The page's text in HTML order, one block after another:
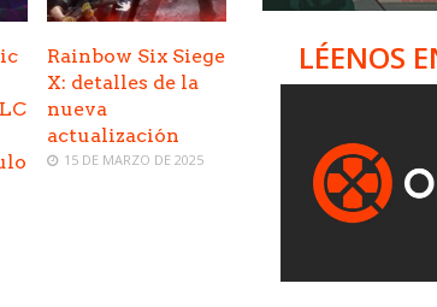
Rainbow Six Siege
X: detalles de la
nueva
actualización
15 DE MARZO DE 2025
LÉENOS